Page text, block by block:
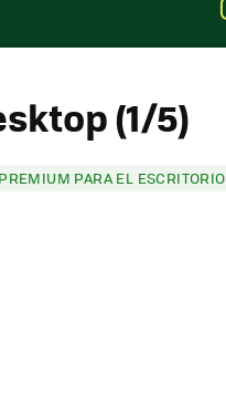
(1/5)
PARA EL ESCRITORIO